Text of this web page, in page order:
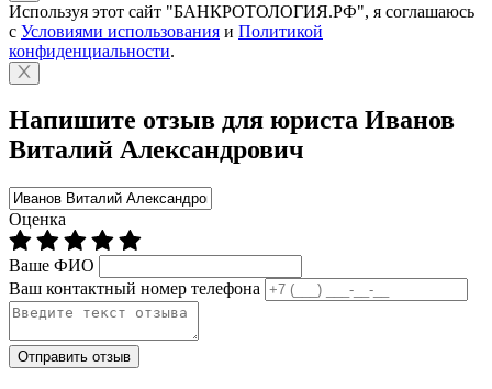
Используя этот сайт "БАНКРОТОЛОГИЯ.РФ", я соглашаюсь
с Условиями использования и Политикой
конфиденциальности.
Напишите отзыв для юриста Иванов
Виталий Александрович
Оценка
Ваше ФИО
Ваш контактный номер телефона
Отправить отзыв